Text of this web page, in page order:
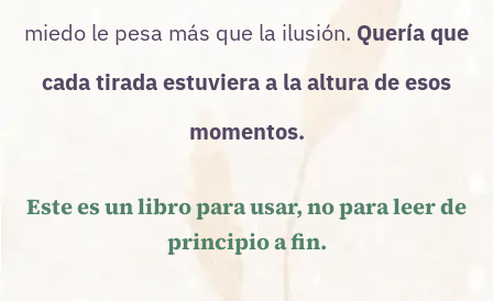
miedo le pesa más que la ilusión. Quería que
cada tirada estuviera a la altura de esos
momentos.
Este es un libro para usar, no para leer de
principio a fin.